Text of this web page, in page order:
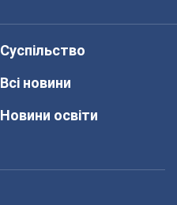
Суспільство
Всі новини
Новини освіти